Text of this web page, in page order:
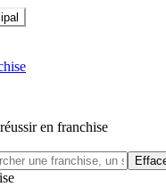
en franchise